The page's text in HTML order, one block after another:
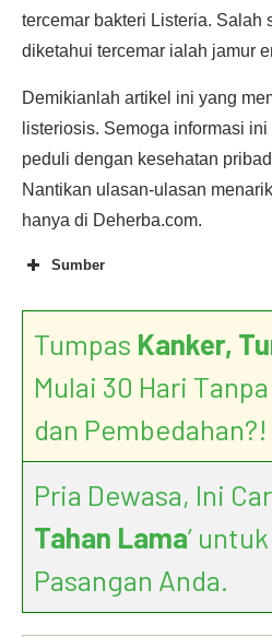
tercemar bakteri Listeria. Salah
diketahui tercemar ialah jamur
Demikianlah artikel ini yang
listeriosis. Semoga informasi
peduli dengan kesehatan
Nantikan ulasan-ulasan
hanya di Deherba.com.
Sumber
Tumpas Kanker,
Mulai 30 Hari
dan Pembedahan?!
Pria Dewasa, Ini
Tahan Lama’
Pasangan Anda.